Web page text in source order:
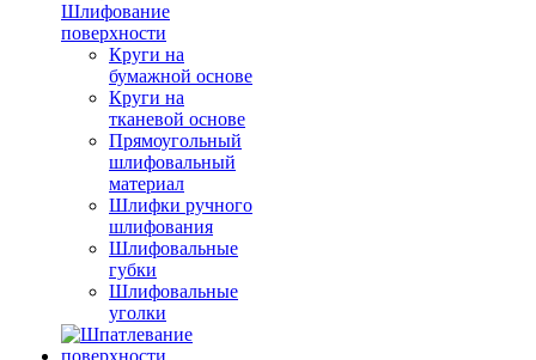
Шлифование
поверхности
Круги на
бумажной основе
Круги на
тканевой основе
Прямоугольный
шлифовальный
материал
Шлифки ручного
шлифования
Шлифовальные
губки
Шлифовальные
уголки